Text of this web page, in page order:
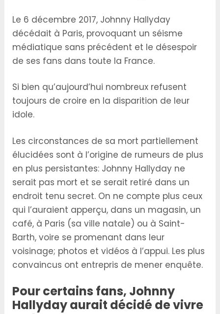
Le 6 décembre 2017, Johnny Hallyday
décédait à Paris, provoquant un séisme
médiatique sans précédent et le désespoir
de ses fans dans toute la France.
Si bien qu’aujourd’hui nombreux refusent
toujours de croire en la disparition de leur
idole.
Les circonstances de sa mort partiellement
élucidées sont à l’origine de rumeurs de plus
en plus persistantes: Johnny Hallyday ne
serait pas mort et se serait retiré dans un
endroit tenu secret. On ne compte plus ceux
qui l’auraient apperçu, dans un magasin, un
café, à Paris (sa ville natale) ou à Saint-
Barth, voire se promenant dans leur
voisinage; photos et vidéos à l’appui. Les plus
convaincus ont entrepris de mener enquête.
Pour certains fans, Johnny
Hallyday aurait décidé de vivre